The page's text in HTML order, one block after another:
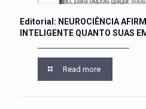
Editorial: NEUROCIÊNCIA
INTELIGENTE QUANTO SUAS
Read more